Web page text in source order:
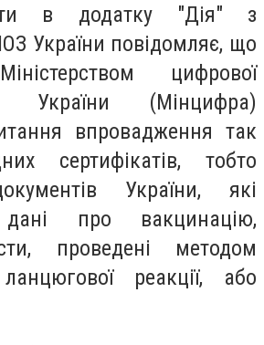
в додатку "Дія" з
України повідом­ляє, що
цифрової
України (Мінцифра)
впровадження так
сертифікатів, тобто
України, які
дані про вакцинацію,
проведені методом
ланцюгової реакції, або